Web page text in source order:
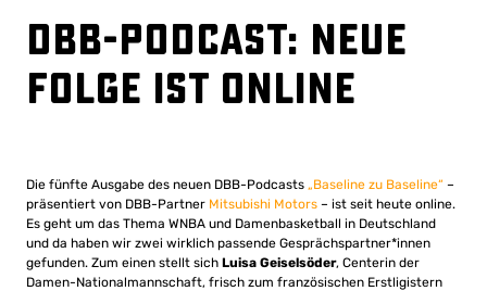
DBB-Podcast: Neue
Folge ist online
Die fünfte Ausgabe des neuen DBB-Podcasts „Baseline zu Baseline“ –
präsentiert von DBB-Partner Mitsubishi Motors – ist seit heute online.
Es geht um das Thema WNBA und Damenbasketball in Deutschland
und da haben wir zwei wirklich passende Gesprächspartner*innen
gefunden. Zum einen stellt sich Luisa Geiselsöder, Centerin der
Damen-Nationalmannschaft, frisch zum französischen Erstligistern